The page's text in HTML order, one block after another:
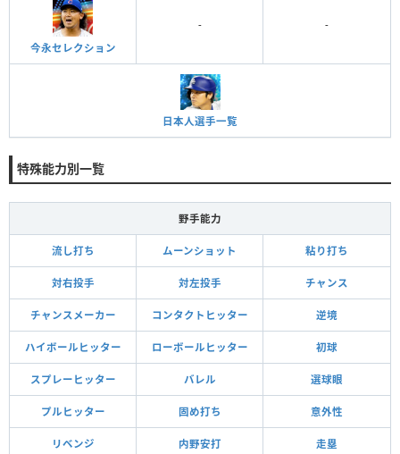
今永セレクション
- -
日本人選手一覧
特殊能力別一覧
野手能力
流し打ち ムーンショット 粘り打ち
対右投手 対左投手 チャンス
チャンスメーカー コンタクトヒッター 逆境
ハイボールヒッター ローボールヒッター 初球
スプレーヒッター バレル 選球眼
プルヒッター 固め打ち 意外性
リベンジ 内野安打 走塁